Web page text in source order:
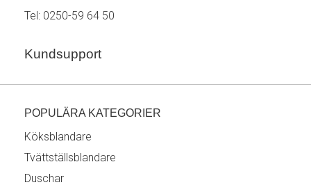
Tel: 0250-59 64 50
Kundsupport
POPULÄRA KATEGORIER
Köksblandare
Tvättställsblandare
Duschar